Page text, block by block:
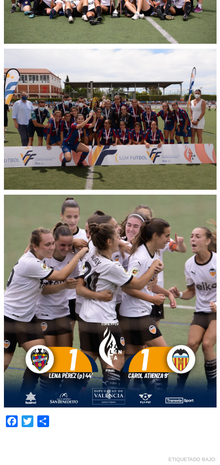
Facebook
Twitter
ETIQUETADO BAJO: